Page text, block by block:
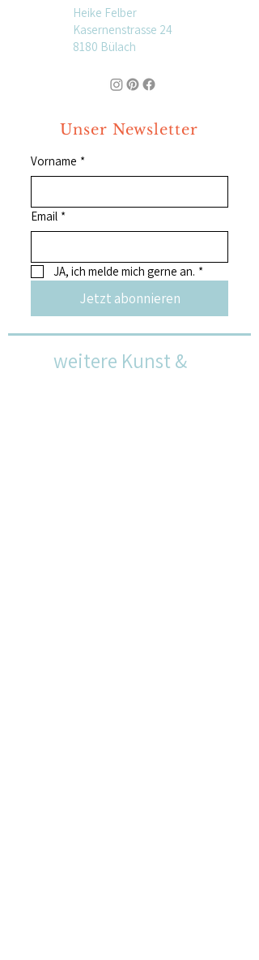
Heike Felber
Kasernenstrasse 24
8180 Bülach
Unser Newsletter
Vorname *
Email *
JA, ich melde mich gerne an. *
Jetzt abonnieren
weitere Kunst &